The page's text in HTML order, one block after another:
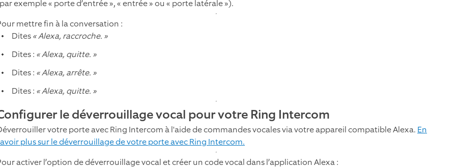
exemple « porte d’entrée », « entrée » ou « porte latérale »).
mettre fin à la conversation :
Dites« Alexa, raccroche. »
Dites : « Alexa, quitte. »
Dites : « Alexa, arrête. »
Dites : « Alexa, quitte. »
le déverrouillage vocal pour votre Ring Intercom
votre porte avec Ring Intercom à l'aide de commandes vocales via votre appareil compatible Alexa. En
plus sur le déverrouillage de votre porte avec Ring Intercom.
activer l’option de déverrouillage vocal et créer un code vocal dans l’application Alexa :